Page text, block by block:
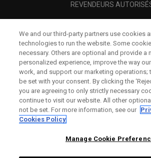
REVENDEURS
A PROPOS
MENTIONS LÉGALES
We and our third-party partners use cookies
technologies to run the website. Some
necessary. Others are optional and provide a
personalized experience, improve the way
work, and support our marketing operations;
be set with your consent. By clicking the
you are agreeing to only strictly necessary
continue to visit our website. All other
not be set. For more information, see our
Cookies Policy
Manage Cookie